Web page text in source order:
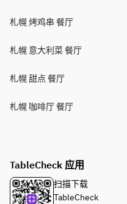
札幌 烤鸡串 餐厅
札幌 意大利菜 餐厅
札幌 甜点 餐厅
札幌 咖啡厅 餐厅
TableCheck 应用
扫描下载
TableCheck